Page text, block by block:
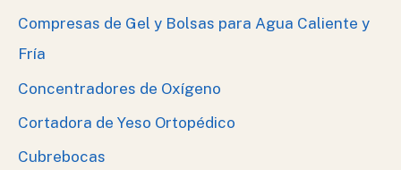
Compresas de Gel y Bolsas para Agua Caliente y
Fría
Concentradores de Oxígeno
Cortadora de Yeso Ortopédico
Cubrebocas